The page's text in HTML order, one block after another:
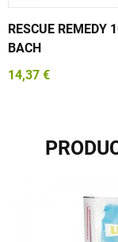
RESCUE REMEDY
BACH
14,37 €